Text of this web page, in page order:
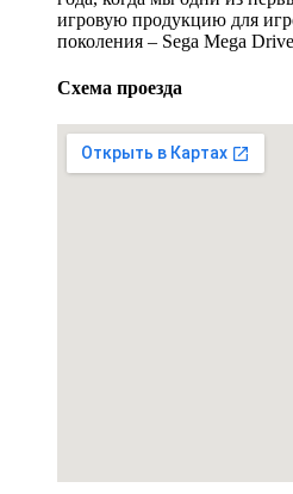
игровую продукцию для
поколения – Sega Mega
Схема проезда